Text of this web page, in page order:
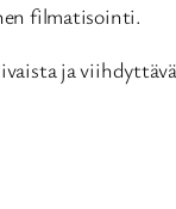
filmatisointi.
ja